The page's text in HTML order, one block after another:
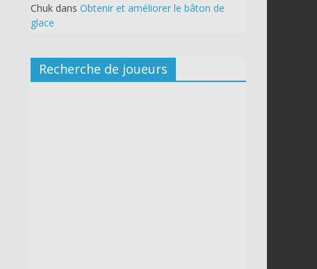
Chuk dans Obtenir et améliorer le bâton de
glace
Recherche de joueurs